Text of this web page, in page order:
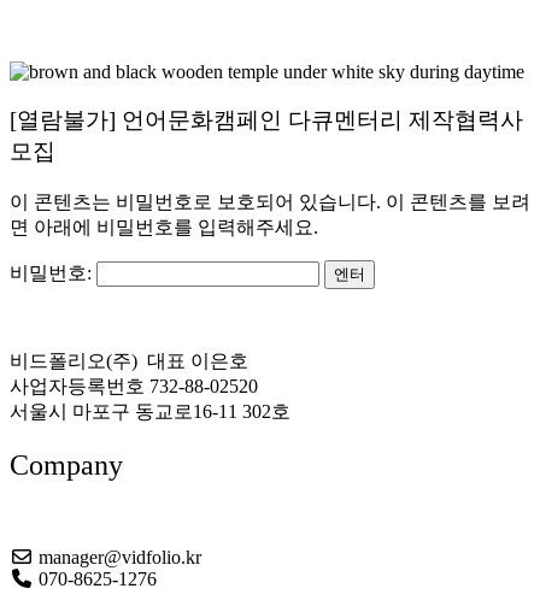
[열람불가] 언어문화캠페인 다큐멘터리 제작협력사
모집
이 콘텐츠는 비밀번호로 보호되어 있습니다. 이 콘텐츠를 보려
면 아래에 비밀번호를 입력해주세요.
비밀번호:
비드폴리오(주) 대표 이은호
사업자등록번호 732-88-02520
서울시 마포구 동교로16-11 302호
Company
manager@vidfolio.kr
070-8625-1276